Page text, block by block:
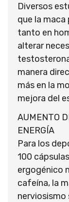
Diversos
que la maca
tanto en
alterar
manera
más en la
mejora del
AUMENTO
ENERGÍA
Para los
100
ergogénico
cafeína, la
nerviosismo